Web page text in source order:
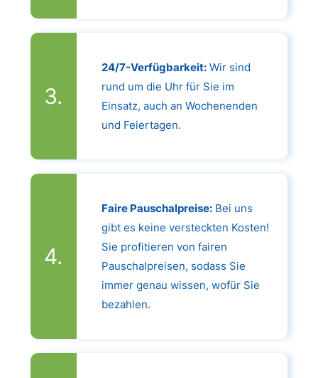
24/7-Verfügbarkeit:Wir sind
rund um die Uhr für Sie im
Einsatz, auch an Wochenenden
und Feiertagen.
Faire Pauschalpreise:Bei uns
gibt es keine versteckten Kosten!
Sie profitieren von fairen
Pauschalpreisen, sodass Sie
immer genau wissen, wofür Sie
bezahlen.